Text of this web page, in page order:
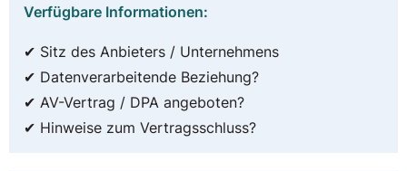
Verfügbare Informationen:
✔ Sitz des Anbieters / Unternehmens
✔ Datenverarbeitende Beziehung?
✔ AV-Vertrag / DPA angeboten?
✔ Hinweise zum Vertragsschluss?